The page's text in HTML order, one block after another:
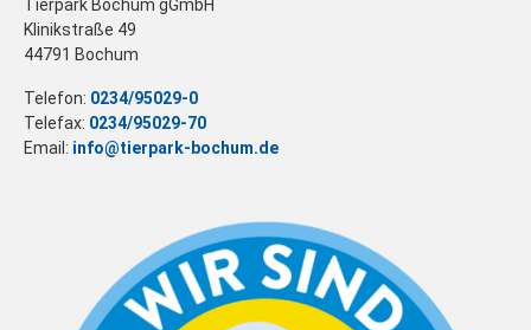
Tierpark Bochum gGmbH
Klinikstraße 49
44791 Bochum
Telefon: 0234/95029-0
Telefax: 0234/95029-70
Email: info@tierpark-bochum.de